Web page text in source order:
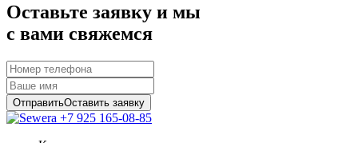
Оставьте заявку и мы
с вами свяжемся
ОтправитьОставить заявку
+7 925 165-08-85